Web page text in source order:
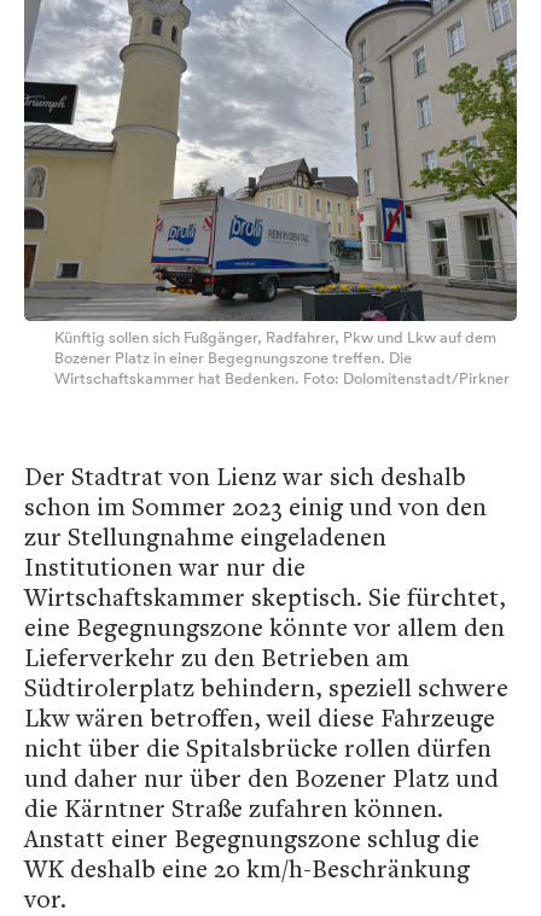
Künftig sollen sich Fußgänger, Radfahrer, Pkw und Lkw auf dem
Bozener Platz in einer Begegnungszone treffen. Die
Wirtschaftskammer hat Bedenken. Foto: Dolomitenstadt/Pirkner
Der Stadtrat von Lienz war sich deshalb
schon im Sommer 2023 einig und von den
zur Stellungnahme eingeladenen
Institutionen war nur die
Wirtschaftskammer skeptisch. Sie fürchtet,
eine Begegnungszone könnte vor allem den
Lieferverkehr zu den Betrieben am
Südtirolerplatz behindern, speziell schwere
Lkw wären betroffen, weil diese Fahrzeuge
nicht über die Spitalsbrücke rollen dürfen
und daher nur über den Bozener Platz und
die Kärntner Straße zufahren können.
Anstatt einer Begegnungszone schlug die
WK deshalb eine 20 km/h-Beschränkung
vor.